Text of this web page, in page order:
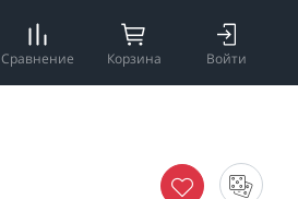
Сравнение Корзина Войти